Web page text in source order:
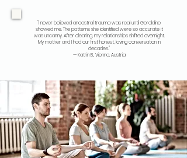
"I never believed ancestral trauma was real until Geraldine
showed me. The patterns she identified were so accurate it
was uncanny. After clearing, my relationships shifted overnight.
My mother and I had our first honest, loving conversation in
decades."
— Katrin B., Vienna, Austria